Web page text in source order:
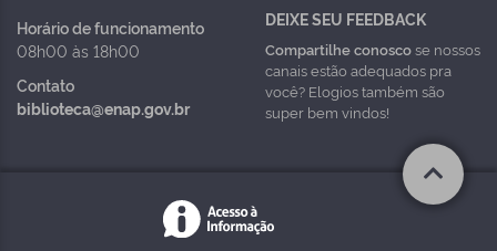
Horário de funcionamento
08h00 às 18h00
Contato
biblioteca@enap.gov.br
DEIXE SEU FEEDBACK
Compartilhe conoscose nossos
canais estão adequados pra
você? Elogios também são
super bem vindos!